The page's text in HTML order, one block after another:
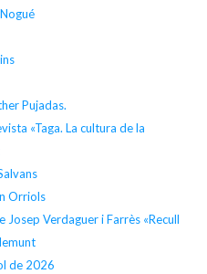
Pujadas.
«Taga. La cultura de la
Orriols
Josep Verdaguer i Farrès «Recull
de 2026